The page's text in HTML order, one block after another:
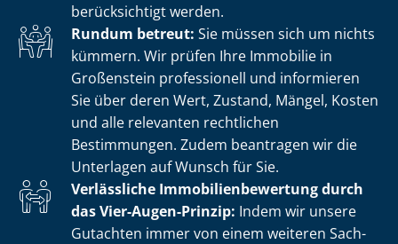
berücksichtigt werden.
Rundum betreut: Sie müssen sich um nichts
kümmern. Wir prüfen Ihre Immobilie in
Großenstein professionell und informieren
Sie über deren Wert, Zustand, Mängel, Kosten
und alle relevanten rechtlichen
Bestimmungen. Zudem beantragen wir die
Unterlagen auf Wunsch für Sie.
Verlässliche Im­mo­bi­li­en­be­wer­tung durch
das Vier-Augen-Prinzip: Indem wir unsere
Gutachten immer von einem weiteren Sach­